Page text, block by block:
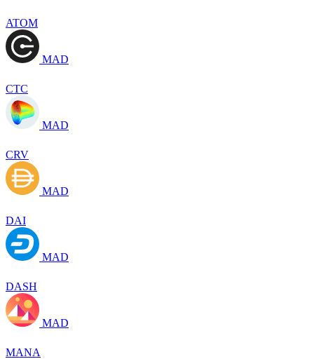
ATOM
MAD
CTC
MAD
CRV
MAD
DAI
MAD
DASH
MAD
MANA